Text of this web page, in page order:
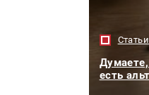
Статьи
есть